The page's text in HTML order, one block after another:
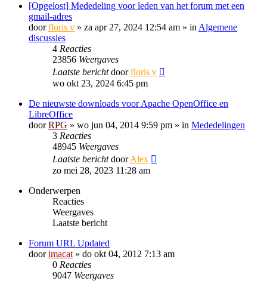
[Opgelost] Mededeling voor leden van het forum met een
gmail-adres
doorfloris v » za apr 27, 2024 12:54 am » in Algemene
discussies
4 Reacties
23856 Weergaves
Laatste berichtdoorfloris v
wo okt 23, 2024 6:45 pm
De nieuwste downloads voor Apache OpenOffice en
LibreOffice
doorRPG » wo jun 04, 2014 9:59 pm » in Mededelingen
3 Reacties
48945 Weergaves
Laatste berichtdoorAlex
zo mei 28, 2023 11:28 am
Onderwerpen
Reacties
Weergaves
Laatste bericht
Forum URL Updated
doorimacat » do okt 04, 2012 7:13 am
0 Reacties
9047 Weergaves